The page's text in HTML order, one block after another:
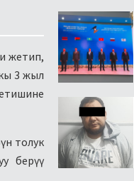
жетип,
3 жыл
толук
берүү